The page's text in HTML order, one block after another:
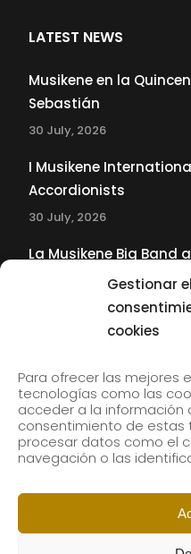
Gestionar el
cookies
Para ofrecer las mejores
tecnologías como las
acceder a la información
consentimiento de estas
procesar datos como el
navegación o las
LATEST NEWS
Musikene en la
Sebastián
30 July, 2026
I Musikene
Accordionists
30 July, 2026
La Musikene Big
Tolliver en el 61
Subscribe to our
email.